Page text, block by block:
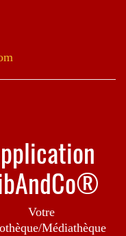
Votre
Médiathèque